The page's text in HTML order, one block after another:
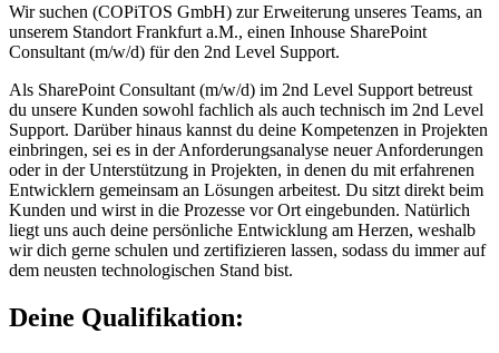
Wir suchen (COPiTOS GmbH) zur Erweiterung unseres Teams, an
unserem Standort Frankfurt a.M., einen Inhouse SharePoint
Consultant (m/w/d) für den 2nd Level Support.
Als SharePoint Consultant (m/w/d) im 2nd Level Support betreust
du unsere Kunden sowohl fachlich als auch technisch im 2nd Level
Support. Darüber hinaus kannst du deine Kompetenzen in Projekten
einbringen, sei es in der Anforderungsanalyse neuer Anforderungen
oder in der Unterstützung in Projekten, in denen du mit erfahrenen
Entwicklern gemeinsam an Lösungen arbeitest. Du sitzt direkt beim
Kunden und wirst in die Prozesse vor Ort eingebunden. Natürlich
liegt uns auch deine persönliche Entwicklung am Herzen, weshalb
wir dich gerne schulen und zertifizieren lassen, sodass du immer auf
dem neusten technologischen Stand bist.
Deine Qualifikation: